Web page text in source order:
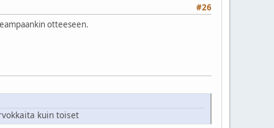
#26
otteeseen.
kuin toiset